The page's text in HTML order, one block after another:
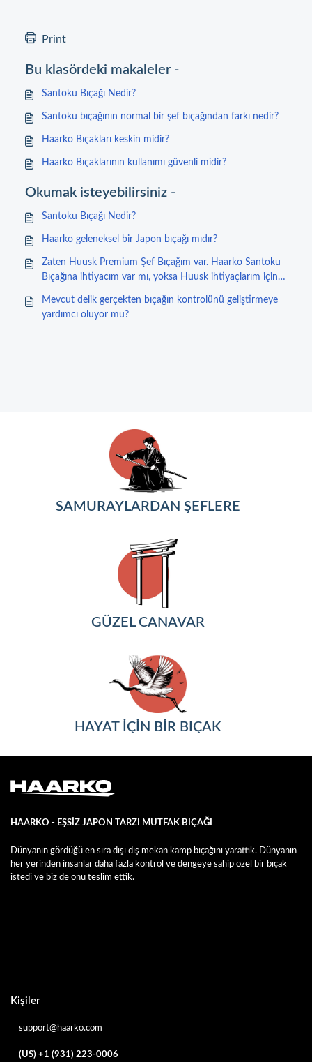
Print
Bu klasördeki makaleler -
Santoku Bıçağı Nedir?
Santoku bıçağının normal bir şef bıçağından farkı nedir?
Haarko Bıçakları keskin midir?
Haarko Bıçaklarının kullanımı güvenli midir?
Okumak isteyebilirsiniz -
Santoku Bıçağı Nedir?
Haarko geleneksel bir Japon bıçağı mıdır?
Zaten Huusk Premium Şef Bıçağım var. Haarko Santoku
Bıçağına ihtiyacım var mı, yoksa Huusk ihtiyaçlarım için
Mevcut delik gerçekten bıçağın kontrolünü geliştirmeye
yardımcı oluyor mu?
SAMURAYLARDAN ŞEFLERE
GÜZEL CANAVAR
HAYAT İÇİN BİR BIÇAK
HAARKO - EŞSİZ JAPON TARZI MUTFAK BIÇAĞI
Dünyanın gördüğü en sıra dışı dış mekan kamp bıçağını yarattık. Dünyanın
her yerinden insanlar daha fazla kontrol ve dengeye sahip özel bir bıçak
istedi ve biz de onu teslim ettik.
Kişiler
support@haarko.com
(US) +1 (931) 223-0006